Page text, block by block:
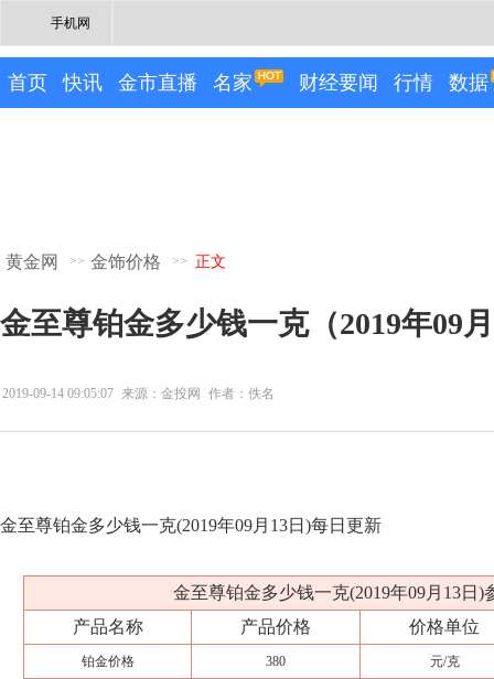
手机网
首页 快讯 金市直播 名家 财经要闻 行情 数据
黄金网 >> 金饰价格 >> 正文
金至尊铂金多少钱一克（2019年09
2019-09-14 09:05:07 来源：金投网 作者：佚名
金至尊铂金多少钱一克(2019年09月13日)每日更新
金至尊铂金多少钱一克(2019年09月13日)
产品名称
产品价格 价格单位
铂金价格 380 元/克